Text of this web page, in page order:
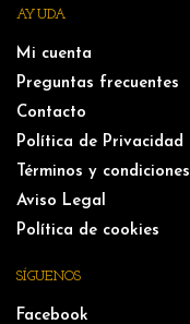
AYUDA
Mi cuenta
Preguntas frecuentes
Contacto
Política de Privacidad
Términos y condiciones
Aviso Legal
Política de cookies
SÍGUENOS
Facebook